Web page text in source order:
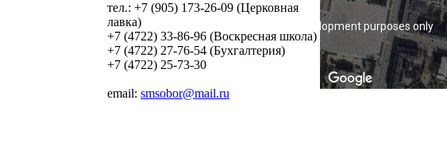
тел.: +7 (905) 173-26-09 (Церковная
лавка)
+7 (4722) 33-86-96 (Воскресная школа)
+7 (4722) 27-76-54 (Бухгалтерия)
+7 (4722) 25-73-30
email: smsobor@mail.ru
For development purposes only